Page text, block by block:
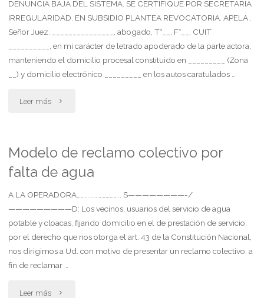
crédito
DENUNCIA BAJA DEL SISTEMA. SE CERTIFIQUE POR SECRETARIA
IRREGULARIDAD. EN SUBSIDIO PLANTEA REVOCATORIA. APELA .
Señor Juez: _______________, abogado, T°__, F°__; CUIT
__________, en mi carácter de letrado apoderado de la parte actora,
manteniendo el domicilio procesal constituido en _________ (Zona
__) y domicilio electrónico _________ en los autos caratulados …
Leer más "Denuncia
providencia
en
sistema"
Modelo de reclamo colectivo por
falta de agua
A LA OPERADORA………………………….. S————————-/
—————————D: Los vecinos, usuarios del servicio de agua
potable y cloacas, fijando domicilio en el de prestación de servicio,
por el derecho que nos otorga el art. 43 de la Constitución Nacional,
nos dirigimos a Ud. con motivo de presentar un reclamo colectivo, a
fin de reclamar …
Leer más "Modelo